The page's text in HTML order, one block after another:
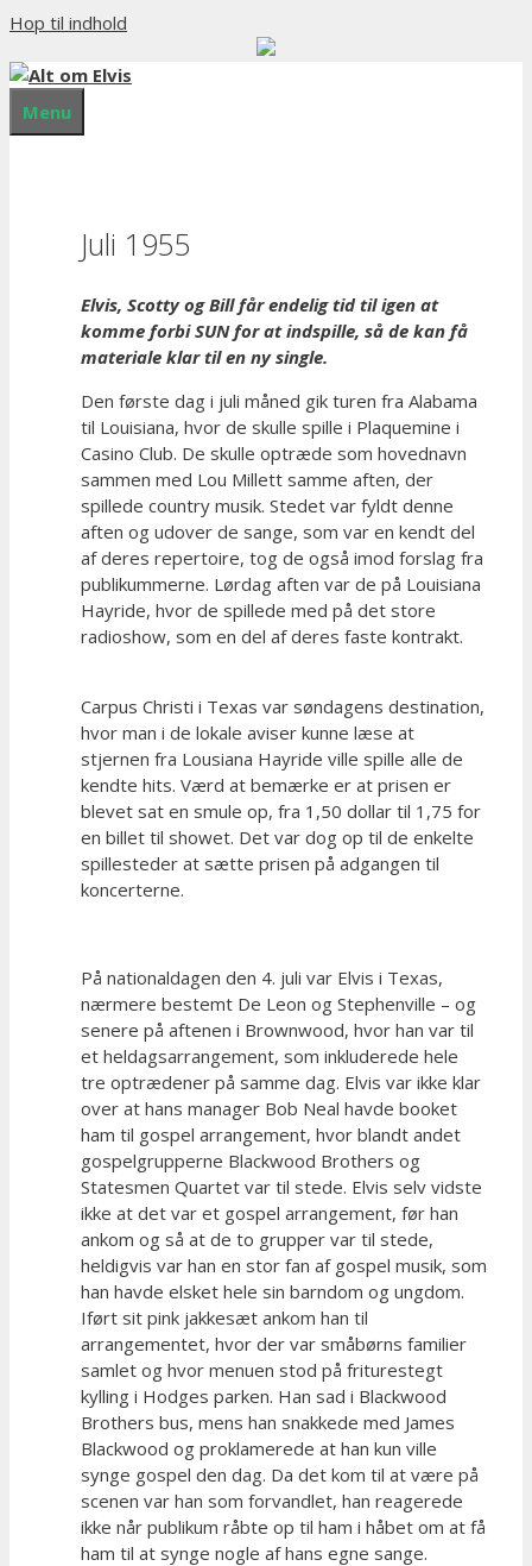
Hop til indhold
Menu
Juli 1955
Elvis, Scotty og Bill får endelig tid til igen at
komme forbi SUN for at indspille, så de kan få
materiale klar til en ny single.
Den første dag i juli måned gik turen fra Alabama
til Louisiana, hvor de skulle spille i Plaquemine i
Casino Club. De skulle optræde som hovednavn
sammen med Lou Millett samme aften, der
spillede country musik. Stedet var fyldt denne
aften og udover de sange, som var en kendt del
af deres repertoire, tog de også imod forslag fra
publikummerne. Lørdag aften var de på Louisiana
Hayride, hvor de spillede med på det store
radioshow, som en del af deres faste kontrakt.
Carpus Christi i Texas var søndagens destination,
hvor man i de lokale aviser kunne læse at
stjernen fra Lousiana Hayride ville spille alle de
kendte hits. Værd at bemærke er at prisen er
blevet sat en smule op, fra 1,50 dollar til 1,75 for
en billet til showet. Det var dog op til de enkelte
spillesteder at sætte prisen på adgangen til
koncerterne.
På nationaldagen den 4. juli var Elvis i Texas,
nærmere bestemt De Leon og Stephenville – og
senere på aftenen i Brownwood, hvor han var til
et heldagsarrangement, som inkluderede hele
tre optrædener på samme dag. Elvis var ikke klar
over at hans manager Bob Neal havde booket
ham til gospel arrangement, hvor blandt andet
gospelgrupperne Blackwood Brothers og
Statesmen Quartet var til stede. Elvis selv vidste
ikke at det var et gospel arrangement, før han
ankom og så at de to grupper var til stede,
heldigvis var han en stor fan af gospel musik, som
han havde elsket hele sin barndom og ungdom.
Iført sit pink jakkesæt ankom han til
arrangementet, hvor der var småbørns familier
samlet og hvor menuen stod på friturestegt
kylling i Hodges parken. Han sad i Blackwood
Brothers bus, mens han snakkede med James
Blackwood og proklamerede at han kun ville
synge gospel den dag. Da det kom til at være på
scenen var han som forvandlet, han reagerede
ikke når publikum råbte op til ham i håbet om at få
ham til at synge nogle af hans egne sange.